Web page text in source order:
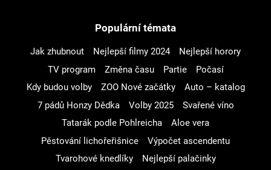
Populární témata
Jak zhubnout Nejlepší filmy 2024
Nejlepší horory
TV program
Změna času Partie
Počasí
Kdy budou volby
ZOO Nové začátky
Auto – katalog
7 pádů Honzy Dědka
Volby 2025
Svařené víno
Tatarák podle Pohlreicha
Aloe vera
Pěstování lichořeřišnice
Výpočet ascendentu
Tvarohové knedlíky
Nejlepší palačinky